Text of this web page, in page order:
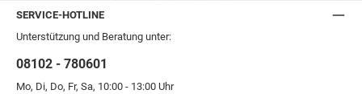
SERVICE-HOTLINE
Unterstützung und Beratung unter:
08102 - 780601
Mo, Di, Do, Fr, Sa, 10:00 - 13:00 Uhr